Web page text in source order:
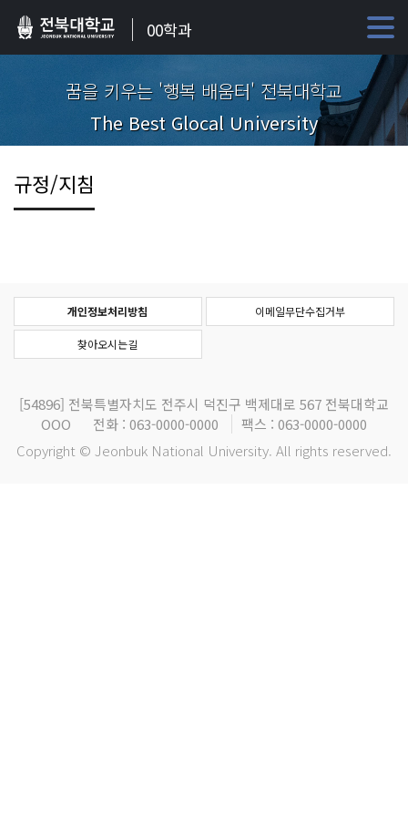
00학과
꿈을 키우는 '행복 배움터' 전북대학교
The Best Glocal University
규정/지침
개인정보처리방침 이메일무단수집거부
찾아오시는길
[54896] 전북특별자치도 전주시 덕진구 백제대로 567 전북대학교
OOO
전화 : 063-0000-0000
팩스 : 063-0000-0000
Copyright © Jeonbuk National University. All rights reserved.